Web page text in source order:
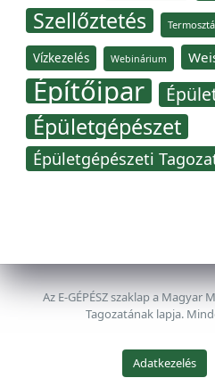
Szellőztetés
Vízkezelés Webinárium
Építőipar
Épületgépészet
Épületgépészeti
Az E-GÉPÉSZ szaklap a
Tagozatának lapja.
Adatkezelés